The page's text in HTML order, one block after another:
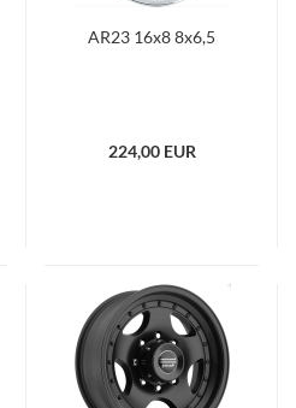
AR23 16x8 8x6,5
224,00 EUR